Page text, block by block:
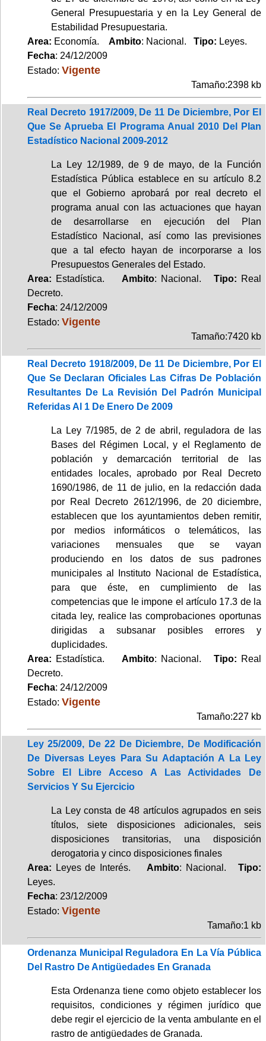
General Presupuestaria y en la Ley General de
Estabilidad Presupuestaria.
Area: Economía. Ambito: Nacional. Tipo: Leyes.
Fecha: 24/12/2009
Estado: Vigente
Tamaño:2398 kb
Real Decreto 1917/2009, De 11 De Diciembre, Por El
Que Se Aprueba El Programa Anual 2010 Del Plan
Estadístico Nacional 2009-2012
La Ley 12/1989, de 9 de mayo, de la Función
Estadística Pública establece en su artículo 8.2
que el Gobierno aprobará por real decreto el
programa anual con las actuaciones que hayan
de desarrollarse en ejecución del Plan
Estadístico Nacional, así como las previsiones
que a tal efecto hayan de incorporarse a los
Presupuestos Generales del Estado.
Area: Estadística. Ambito: Nacional. Tipo: Real
Decreto.
Fecha: 24/12/2009
Estado: Vigente
Tamaño:7420 kb
Real Decreto 1918/2009, De 11 De Diciembre, Por El
Que Se Declaran Oficiales Las Cifras De Población
Resultantes De La Revisión Del Padrón Municipal
Referidas Al 1 De Enero De 2009
La Ley 7/1985, de 2 de abril, reguladora de las
Bases del Régimen Local, y el Reglamento de
población y demarcación territorial de las
entidades locales, aprobado por Real Decreto
1690/1986, de 11 de julio, en la redacción dada
por Real Decreto 2612/1996, de 20 diciembre,
establecen que los ayuntamientos deben remitir,
por medios informáticos o telemáticos, las
variaciones mensuales que se vayan
produciendo en los datos de sus padrones
municipales al Instituto Nacional de Estadística,
para que éste, en cumplimiento de las
competencias que le impone el artículo 17.3 de la
citada ley, realice las comprobaciones oportunas
dirigidas a subsanar posibles errores y
duplicidades.
Area: Estadística. Ambito: Nacional. Tipo: Real
Decreto.
Fecha: 24/12/2009
Estado: Vigente
Tamaño:227 kb
Ley 25/2009, De 22 De Diciembre, De Modificación
De Diversas Leyes Para Su Adaptación A La Ley
Sobre El Libre Acceso A Las Actividades De
Servicios Y Su Ejercicio
La Ley consta de 48 artículos agrupados en seis
títulos, siete disposiciones adicionales, seis
disposiciones transitorias, una disposición
derogatoria y cinco disposiciones finales
Area: Leyes de Interés. Ambito: Nacional.Tipo:
Leyes.
Fecha: 23/12/2009
Estado: Vigente
Tamaño:1 kb
Ordenanza Municipal Reguladora En La Vía Pública
Del Rastro De Antigüedades En Granada
Esta Ordenanza tiene como objeto establecer los
requisitos, condiciones y régimen jurídico que
debe regir el ejercicio de la venta ambulante en el
rastro de antigüedades de Granada.